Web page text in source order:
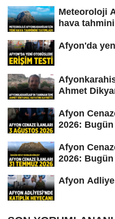
Meteoroloji
hava
Afyon'da
Ahmet
Afyon
2026:
Afyon
2026:
Afyon